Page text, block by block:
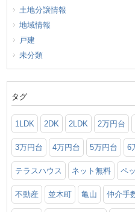
土地分譲情報
地域情報
戸建
未分類
タグ
1LDK 2DK 2LDK 2万円台
3万円台 4万円台 5万円台 6
テラスハウス ネット無料 ペ
不動産 並木町 亀山 仲介手